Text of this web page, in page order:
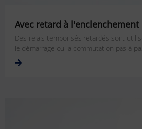
Avec retard à l'enclenchement
Des relais temporisés retardés sont
le démarrage ou la commutation pas à